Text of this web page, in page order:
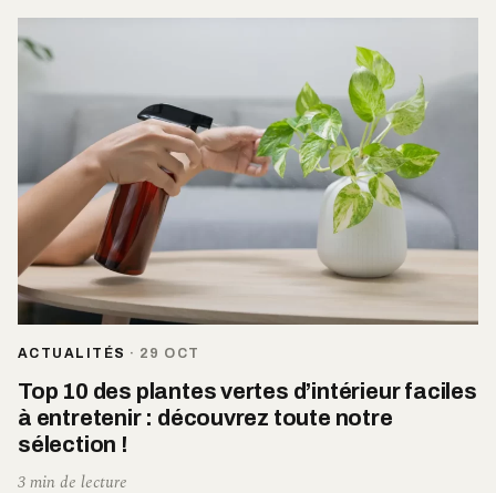
ACTUALITÉS · 29 OCT
Top 10 des plantes vertes d’intérieur faciles
à entretenir : découvrez toute notre
sélection !
3 min de lecture